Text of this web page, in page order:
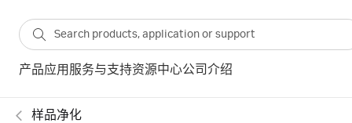
产品应用 服务与支持资源中心公司介绍
样品净化